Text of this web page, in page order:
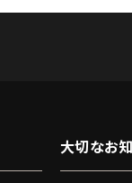
大切なお